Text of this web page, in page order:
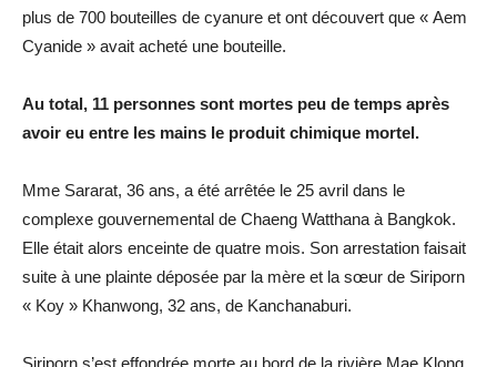
plus de 700 bouteilles de cyanure et ont découvert que « Aem
Cyanide » avait acheté une bouteille.
Au total, 11 personnes sont mortes peu de temps après
avoir eu entre les mains le produit chimique mortel.
Mme Sararat, 36 ans, a été arrêtée le 25 avril dans le
complexe gouvernemental de Chaeng Watthana à Bangkok.
Elle était alors enceinte de quatre mois. Son arrestation faisait
suite à une plainte déposée par la mère et la sœur de Siriporn
« Koy » Khanwong, 32 ans, de Kanchanaburi.